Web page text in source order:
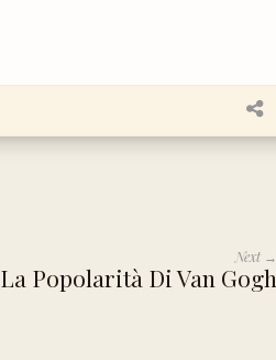
Next →
La Popolarità Di Van Gogh